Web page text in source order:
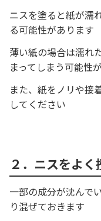
ニスを塗ると紙が濡
る可能性があります
薄い紙の場合は濡れ
まってしまう可能性
また、紙をノリや接
してください
２．ニスをよく
一部の成分が沈んで
り混ぜておきます